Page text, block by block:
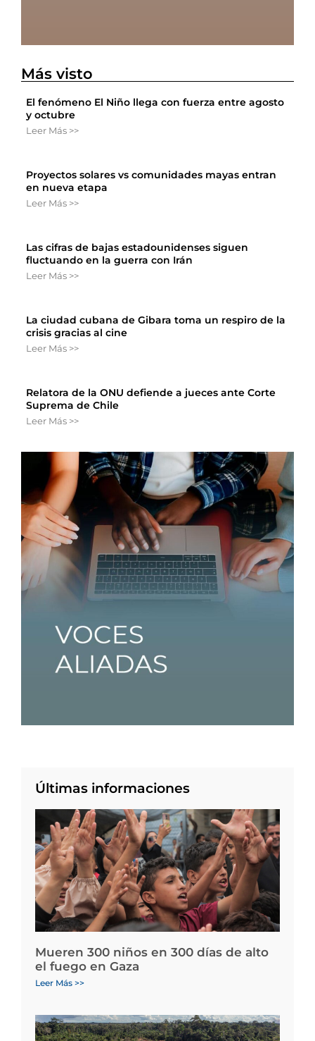
Más visto
El fenómeno El Niño llega con fuerza entre agosto
y octubre
Leer Más >>
Proyectos solares vs comunidades mayas entran
en nueva etapa
Leer Más >>
Las cifras de bajas estadounidenses siguen
fluctuando en la guerra con Irán
Leer Más >>
La ciudad cubana de Gibara toma un respiro de la
crisis gracias al cine
Leer Más >>
Relatora de la ONU defiende a jueces ante Corte
Suprema de Chile
Leer Más >>
Últimas informaciones
Mueren 300 niños en 300 días de alto
el fuego en Gaza
Leer Más >>